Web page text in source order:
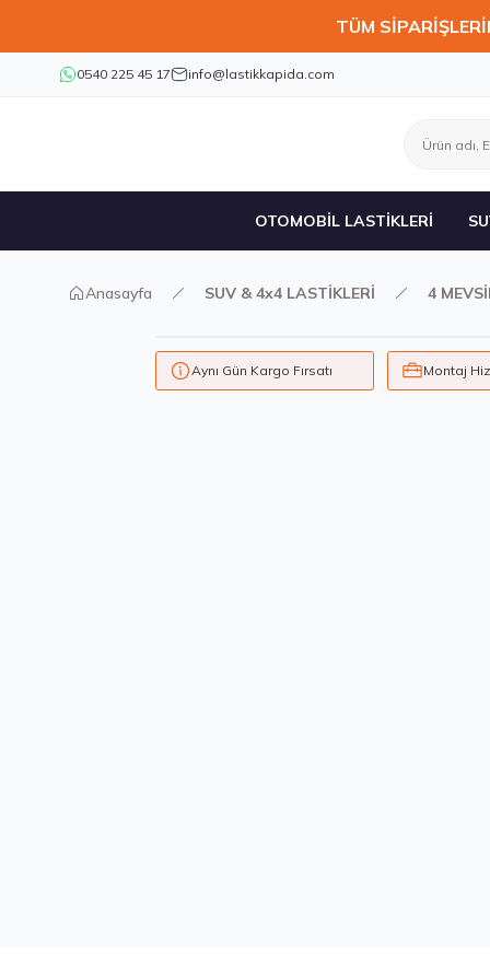
TÜM
0540 225 45 17 info@lastikkapida.com
OTOMOBİL LASTİKLERİ
Anasayfa SUV & 4x4 LASTİKLERİ 4
Aynı Gün Kargo Fırsatı Montaj